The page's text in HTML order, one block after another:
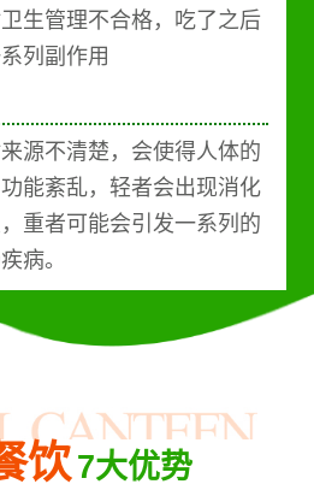
生管理不合格，吃了之后
列副作用
源不清楚，会使得人体的
能紊乱，轻者会出现消化
重者可能会引发一系列的
病。
饮 7大优势